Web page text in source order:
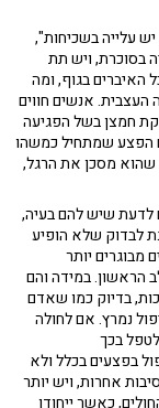
עלייה בשכיחות",
חוליה בסוכרת, ויש תת
האיברים בגוף, ומה
העצבית. אנשים חווים
חמצן בשל הפגיעה
הפצע שמתחיל כמשהו
שהוא מסכן את הרגל,
לדעת שיש להם בעיה,
לבדוק שלא הופיע
יותר
הראשון. במידה והם
בדיוק כמו שאדם
נמרץ. אם לחולה
בכך
בפצעים בכלל ולא
אחרות, ויש יותר
כאשר ייחודן